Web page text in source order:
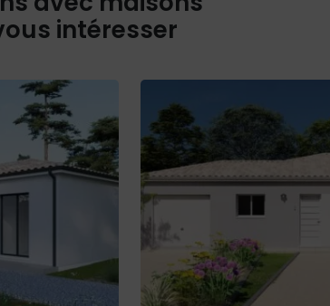
intéresser